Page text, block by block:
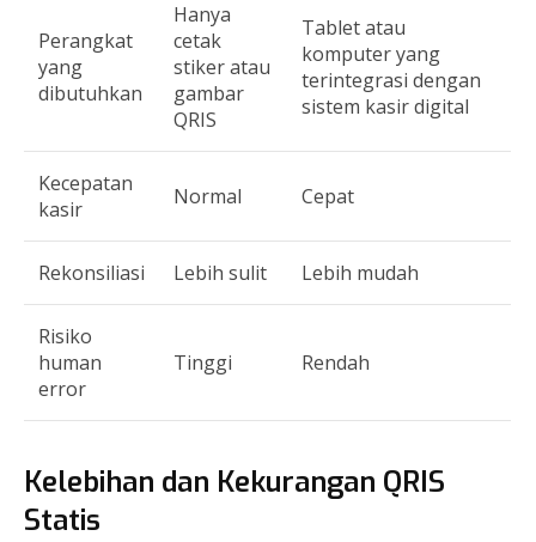
Perangkat
yang
dibutuhkan
Hanya
cetak
stiker atau
gambar
QRIS
Tablet atau
komputer yang
terintegrasi dengan
sistem kasir digital
Kecepatan
kasir
Normal Cepat
Rekonsiliasi Lebih sulit Lebih mudah
Risiko
human
error
Tinggi Rendah
Kelebihan dan Kekurangan QRIS
Statis